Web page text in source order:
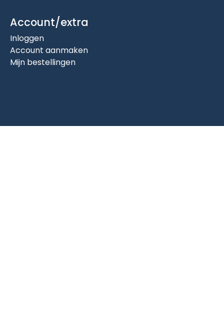
Account/extra
Inloggen
Account aanmaken
Mijn bestellingen